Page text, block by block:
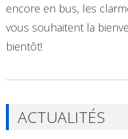
encore en bus, les
vous souhaitent la
bientôt!
ACTUALITÉS